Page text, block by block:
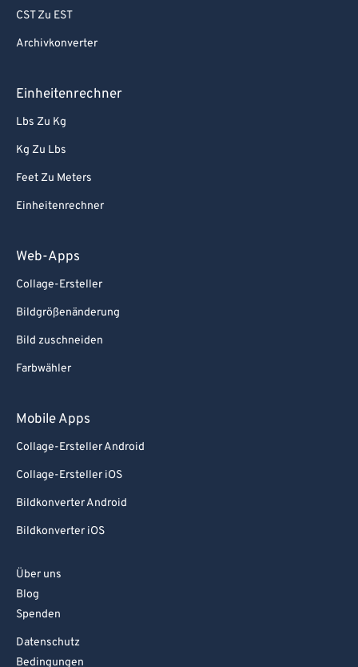
CST Zu EST
Archivkonverter
Einheitenrechner
Lbs Zu Kg
Kg Zu Lbs
Feet Zu Meters
Einheitenrechner
Web-Apps
Collage-Ersteller
Bildgrößenänderung
Bild zuschneiden
Farbwähler
Mobile Apps
Collage-Ersteller Android
Collage-Ersteller iOS
Bildkonverter Android
Bildkonverter iOS
Über uns
Blog
Spenden
Datenschutz
Bedingungen